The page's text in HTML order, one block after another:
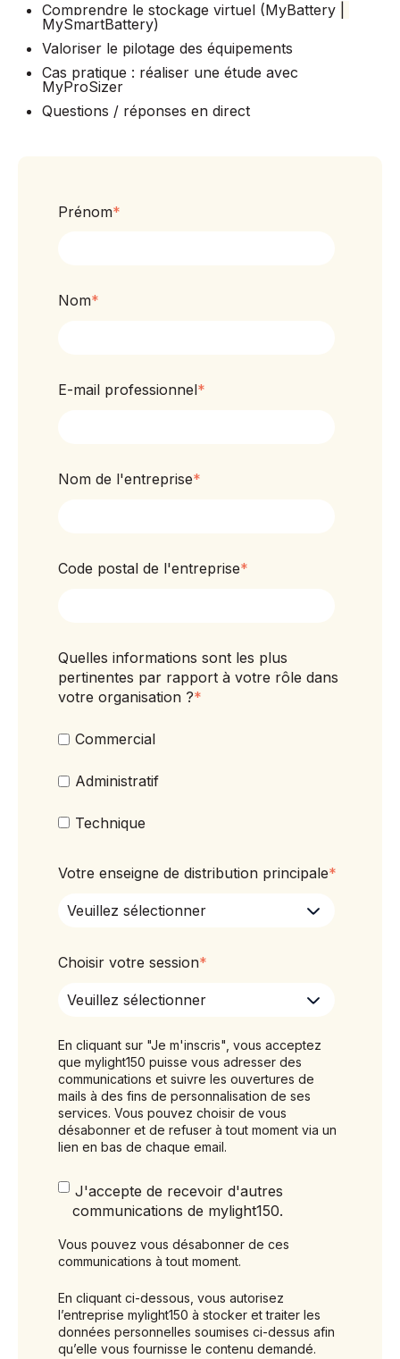
Comprendre le stockage virtuel (MyBattery
MySmartBattery)
Valoriser le pilotage des équipements
Cas pratique : réaliser une étude avec
MyProSizer
Questions / réponses en direct
Prénom*
Nom*
E-mail professionnel*
Nom de l'entreprise*
Code postal de l'entreprise*
Quelles informations sont les plus
pertinentes par rapport à votre rôle dans
votre organisation ?*
Commercial
Administratif
Technique
Votre enseigne de distribution principale*
Choisir votre session*
En cliquant sur "Je m'inscris", vous acceptez
que mylight150 puisse vous adresser des
communications et suivre les ouvertures de
mails à des fins de personnalisation de ses
services. Vous pouvez choisir de vous
désabonner et de refuser à tout moment via un
lien en bas de chaque email.
J'accepte de recevoir d'autres
communications de mylight150.
Vous pouvez vous désabonner de ces
communications à tout moment.
En cliquant ci-dessous, vous autorisez
l’entreprise mylight150 à stocker et traiter les
données personnelles soumises ci-dessus afin
qu’elle vous fournisse le contenu demandé.